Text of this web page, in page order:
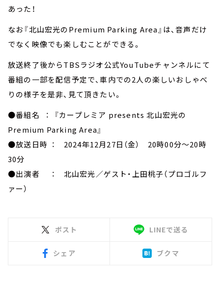
あった！
なお『北山宏光のPremium Parking Area』は、音声だけ
でなく映像でも楽しむことができる。
放送終了後からTBSラジオ公式YouTubeチャンネルにて
番組の一部を配信予定で、車内での2人の楽しいおしゃべ
りの様子を是非、見て頂きたい。
●番組名 ： 『カープレミア presents 北山宏光の
Premium Parking Area』
●放送日時 ： 2024年12月27日（金） 20時00分～20時
30分
●出演者 ： 北山宏光／ゲスト・上田桃子（プロゴルフ
ァー）
ポスト LINEで送る
シェア ブクマ